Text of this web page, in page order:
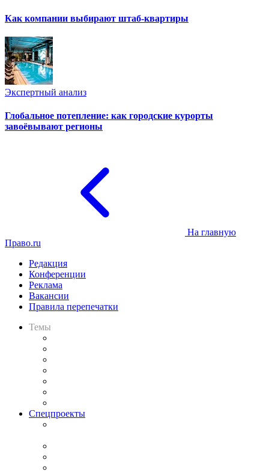
Как компании выбирают штаб-квартиры
Экспертный анализ
Глобальное потепление: как городские курорты
завоёвывают регионы
На главную
Право.ru
Редакция
Конференции
Реклама
Вакансии
Правила перепечатки
Темы
Спецпроекты